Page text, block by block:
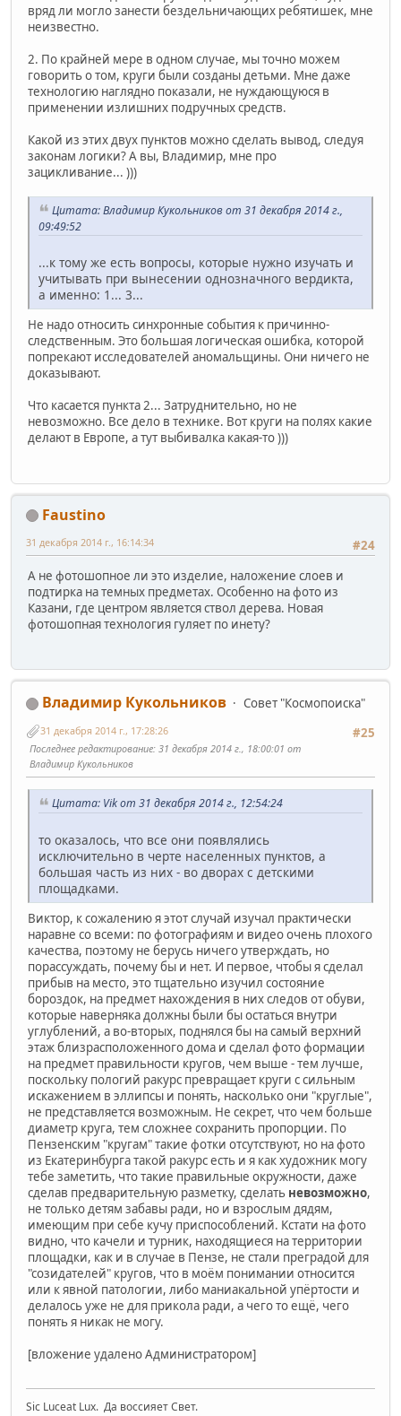
вряд ли могло занести бездельничающих ребятишек, мне
неизвестно.
2. По крайней мере в одном случае, мы точно можем
говорить о том, круги были созданы детьми. Мне даже
технологию наглядно показали, не нуждающуюся в
применении излишних подручных средств.
Какой из этих двух пунктов можно сделать вывод, следуя
законам логики? А вы, Владимир, мне про
зацикливание... )))
Цитата: Владимир Кукольников от 31 декабря 2014 г.,
09:49:52
...к тому же есть вопросы, которые нужно изучать и
учитывать при вынесении однозначного вердикта,
а именно: 1... 3...
Не надо относить синхронные события к причинно-
следственным. Это большая логическая ошибка, которой
попрекают исследователей аномальщины. Они ничего не
доказывают.
Что касается пункта 2... Затруднительно, но не
невозможно. Все дело в технике. Вот круги на полях какие
делают в Европе, а тут выбивалка какая-то )))
Faustino
#24
31 декабря 2014 г., 16:14:34
А не фотошопное ли это изделие, наложение слоев и
подтирка на темных предметах. Особенно на фото из
Казани, где центром является ствол дерева. Новая
фотошопная технология гуляет по инету?
Владимир Кукольников
Совет "Космопоиска"
#25
31 декабря 2014 г., 17:28:26
Последнее редактирование: 31 декабря 2014 г., 18:00:01 от
Владимир Кукольников
Цитата: Vik от 31 декабря 2014 г., 12:54:24
то оказалось, что все они появлялись
исключительно в черте населенных пунктов, а
большая часть из них - во дворах с детскими
площадками.
Виктор, к сожалению я этот случай изучал практически
наравне со всеми: по фотографиям и видео очень плохого
качества, поэтому не берусь ничего утверждать, но
порассуждать, почему бы и нет. И первое, чтобы я сделал
прибыв на место, это тщательно изучил состояние
бороздок, на предмет нахождения в них следов от обуви,
которые наверняка должны были бы остаться внутри
углублений, а во-вторых, поднялся бы на самый верхний
этаж близрасположенного дома и сделал фото формации
на предмет правильности кругов, чем выше - тем лучше,
поскольку пологий ракурс превращает круги с сильным
искажением в эллипсы и понять, насколько они "круглые",
не представляется возможным. Не секрет, что чем больше
диаметр круга, тем сложнее сохранить пропорции. По
Пензенским "кругам" такие фотки отсутствуют, но на фото
из Екатеринбурга такой ракурс есть и я как художник могу
тебе заметить, что такие правильные окружности, даже
сделав предварительную разметку, сделать невозможно,
не только детям забавы ради, но и взрослым дядям,
имеющим при себе кучу приспособлений. Кстати на фото
видно, что качели и турник, находящиеся на территории
площадки, как и в случае в Пензе, не стали преградой для
"созидателей" кругов, что в моём понимании относится
или к явной патологии, либо маниакальной упёртости и
делалось уже не для прикола ради, а чего то ещё, чего
понять я никак не могу.
[вложение удалено Администратором]
Sic Luceat Lux. Да воссияет Свет.